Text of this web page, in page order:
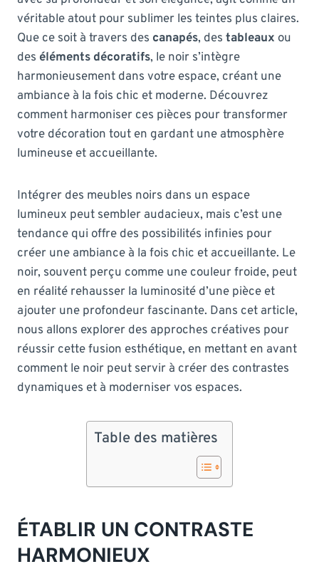
véritable atout pour sublimer les teintes plus claires.
Que ce soit à travers des canapés, des tableaux ou
des éléments décoratifs, le noir s’intègre
harmonieusement dans votre espace, créant une
ambiance à la fois chic et moderne. Découvrez
comment harmoniser ces pièces pour transformer
votre décoration tout en gardant une atmosphère
lumineuse et accueillante.
Intégrer des meubles noirs dans un espace
lumineux peut sembler audacieux, mais c’est une
tendance qui offre des possibilités infinies pour
créer une ambiance à la fois chic et accueillante. Le
noir, souvent perçu comme une couleur froide, peut
en réalité rehausser la luminosité d’une pièce et
ajouter une profondeur fascinante. Dans cet article,
nous allons explorer des approches créatives pour
réussir cette fusion esthétique, en mettant en avant
comment le noir peut servir à créer des contrastes
dynamiques et à moderniser vos espaces.
Table des matières
ÉTABLIR UN CONTRASTE
HARMONIEUX